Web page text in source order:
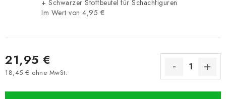
+ Schwarzer Stoffbeutel für Schachfiguren
Im Wert von 4,95 €
21,95 €
18,45 € ohne MwSt.